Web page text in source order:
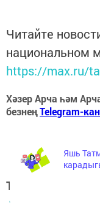
Читайте
национальном
https://max.ru/
Хәзер Арча һәм
безнеңTelegram-
Теги:
АРЧА ХӘБӘРЛӘРЕ
Яшь